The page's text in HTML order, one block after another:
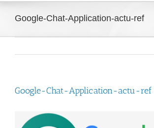
Google-Chat-Application-actu-ref
Google-Chat-Application-actu-ref